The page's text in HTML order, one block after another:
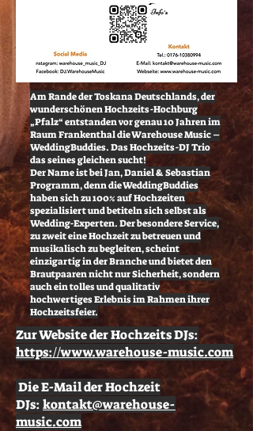
Am Rande der Toskana Deutschlands, der
wunderschönen Hochzeits-Hochburg
„Pfalz“ entstanden vor genau 10 Jahren im
Raum Frankenthal die Warehouse Music –
WeddingBuddies. Das Hochzeits-DJ Trio
das seines gleichen sucht!
Der Name ist bei Jan, Daniel & Sebastian
Programm, denn die WeddingBuddies
haben sich zu 100% auf Hochzeiten
spezialisiert und betiteln sich selbst als
Wedding-Experten. Der besondere Service,
zu zweit eine Hochzeit zu betreuen und
musikalisch zu begleiten, scheint
einzigartig in der Branche und bietet den
Brautpaaren nicht nur Sicherheit, sondern
auch ein tolles und qualitativ
hochwertiges Erlebnis im Rahmen ihrer
Hochzeitsfeier.
Zur Website der Hochzeits DJs:
https://www.warehouse-music.com
Die E-Mail der Hochzeit
DJs:kontakt@warehouse-
music.com